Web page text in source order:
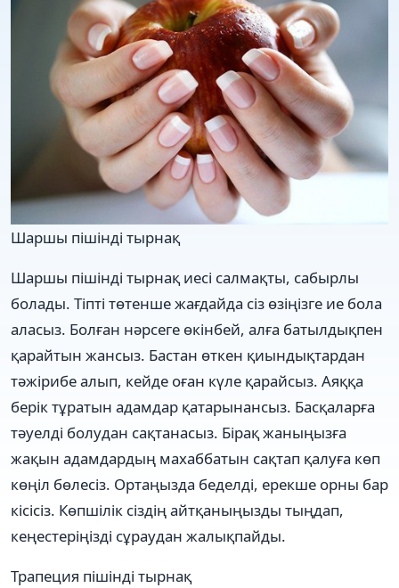
Шаршы пішінді тырнақ
Шаршы пішінді тырнақ иесі салмақты, сабырлы
болады. Тіпті төтенше жағдайда сіз өзіңізге ие бола
аласыз. Болған нәрсеге өкінбей, алға батылдықпен
қарайтын жансыз. Бастан өткен қиындықтардан
тәжірибе алып, кейде оған күле қарайсыз. Аяққа
берік тұратын адамдар қатарынансыз. Басқаларға
тәуелді болудан сақтанасыз. Бірақ жаныңызға
жақын адамдардың махаббатын сақтап қалуға көп
көңіл бөлесіз. Ортаңызда беделді, ерекше орны бар
кісісіз. Көпшілік сіздің айтқаныңызды тыңдап,
кеңестеріңізді сұраудан жалықпайды.
Трапеция пішінді тырнақ